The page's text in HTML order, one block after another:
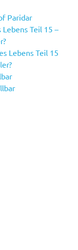
Paridar
Teil 15 –
Lebens Teil 15